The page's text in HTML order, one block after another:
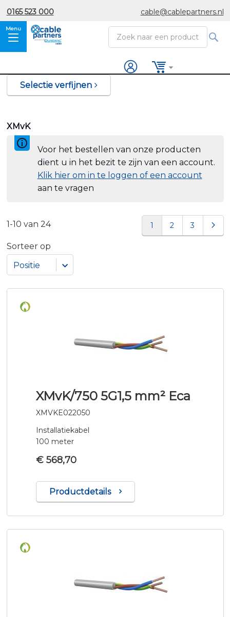
Ga
naar
de
inhoud
0165 523 000 cable@cablepartners.nl
Winkelwagen
Selectie verfijnen
XMvK
Voor het bestellen van onze producten
dient u in het bezit te zijn van een account.
Klik hier om in te loggen of een account
aan te vragen
1-10 van 24 Pagina
U lees momenteel
1 Pagina
2 Pagina
3
Sorteer op
XMvK/750 5G1,5 mm² Eca
XMVKE022050
Installatiekabel
100 meter
€ 568,70
Productdetails